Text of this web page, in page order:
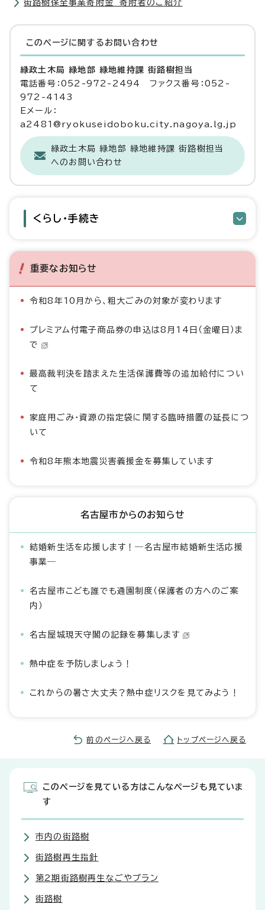
街路樹保全事業寄附金 寄附者のご紹介
このページに関する お問い合わせ
緑政土木局 緑地部 緑地維持課 街路樹担当
電話番号：052-972-2494 ファクス番号：052-
972-4143
Eメール：
a2481@ryokuseidoboku.city.nagoya.lg.jp
緑政土木局 緑地部 緑地維持課 街路樹担当
へのお問い合わせ
くらし・手続き
重要なお知らせ
令和8年10月から、粗大ごみの対象が変わります
プレミアム付電子商品券の申込は8月14日（金曜日）ま
で
最高裁判決を踏まえた生活保護費等の追加給付につい
て
家庭用ごみ・資源の指定袋に関する臨時措置の延長につ
いて
令和8年熊本地震災害義援金を募集しています
名古屋市からのお知らせ
結婚新生活を応援します！―名古屋市結婚新生活応援
事業―
名古屋市こども誰でも通園制度（保護者の方へのご案
内）
名古屋城現天守閣の記録を募集します
熱中症を予防しましょう！
これからの暑さ大丈夫？熱中症リスクを見てみよう！
前のページへ戻る トップページへ戻る
このページを見ている方はこんなページも見ていま
す
市内の街路樹
街路樹再生指針
第2期街路樹再生なごやプラン
街路樹